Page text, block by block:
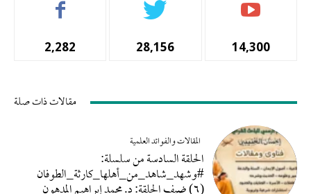
2,282 28,156 14,300
مقالات ذات صلة
المقالات والفوائد العلمية
الحلقة السادسة من سلسلة:
#وشهد_شاهد_من_أهلها_كارثة_الطوفان